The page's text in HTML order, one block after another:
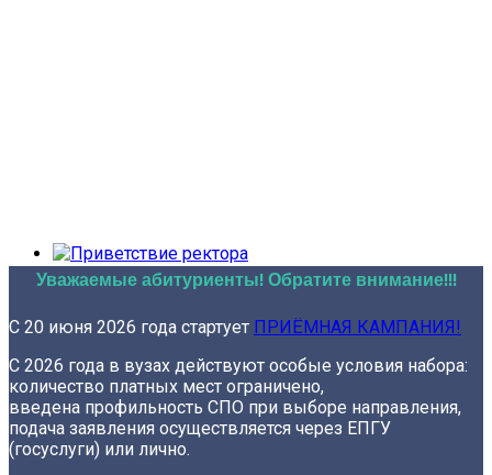
Уважаемые абитуриенты! Обратите внимание!!!
С 20 июня 2026 года стартует ПРИЁМНАЯ КАМПАНИЯ!
С 2026 года в вузах действуют особые условия набора:
количество платных мест ограничено,
введена профильность СПО при выборе направления,
подача заявления осуществляется через ЕПГУ
(госуслуги) или лично.